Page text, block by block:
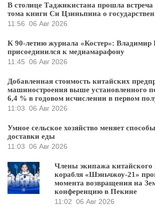
В столице Таджикистана прошла встреча
тома книги Си Цзиньпина о
11:56 06 Авг 2026
К 90-летию журнала «Костер»: Владимир
присоединился к медиамарафону
11:45 06 Авг 2026
Добавленная стоимость китайских
машиностроения выше установленного
6,4 % в годовом исчислении в первом
11:03 06 Авг 2026
Умное сельское хозяйство меняет
доставки еды
11:03 06 Авг 2026
Члены экипажа китайского
корабля «Шэньчжоу-21»
момента возвращения на
конференцию в Пекине
11:02 06 Авг 2026